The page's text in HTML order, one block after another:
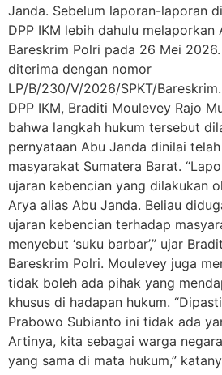
Janda. Sebelum laporan-laporan
DPP IKM lebih dahulu melaporkan
Bareskrim Polri pada 26 Mei
diterima dengan nomor
LP/B/230/V/2026/SPKT/
DPP IKM, Braditi Moulevey Rajo
bahwa langkah hukum tersebut
pernyataan Abu Janda dinilai
masyarakat Sumatera Barat.
ujaran kebencian yang dilakukan
Arya alias Abu Janda. Beliau
ujaran kebencian terhadap
menyebut ‘suku barbar’,” ujar
Bareskrim Polri. Moulevey juga
tidak boleh ada pihak yang
khusus di hadapan hukum.
Prabowo Subianto ini tidak ada
Artinya, kita sebagai warga
yang sama di mata hukum,”